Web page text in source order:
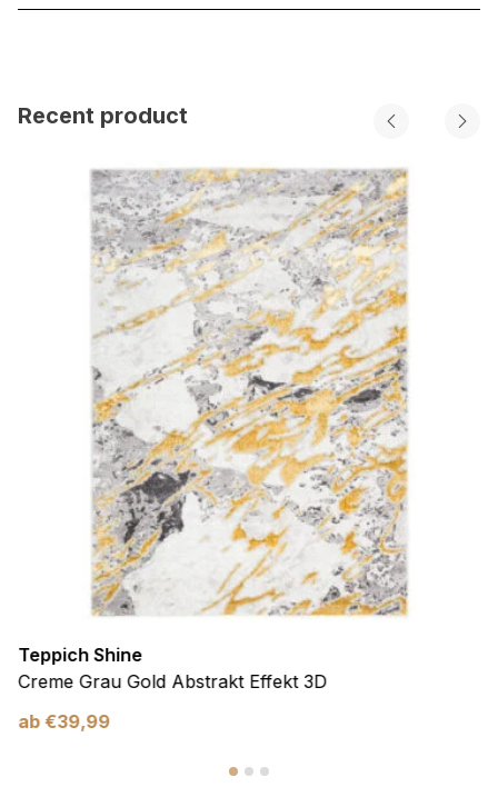
Recent product
Teppich Shine
Creme Grau Gold Abstrakt Effekt 3D
ab €39,99